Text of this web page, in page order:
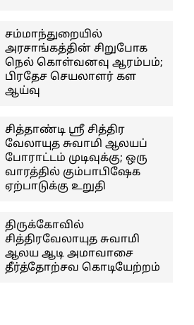
சம்மாந்துறையில்
அரசாங்கத்தின் சிறுபோக
நெல் கொள்வனவு ஆரம்பம்;
பிரதேச செயலாளர் கள
ஆய்வு
சித்தாண்டி ஸ்ரீ சித்திர
வேலாயுத சுவாமி ஆலயப்
போராட்டம் முடிவுக்கு; ஒரு
வாரத்தில் கும்பாபிஷேக
ஏற்பாடுக்கு உறுதி
திருக்கோவில்
சித்திரவேலாயுத சுவாமி
ஆலய ஆடி அமாவாசை
தீர்த்தோற்சவ கொடியேற்றம்